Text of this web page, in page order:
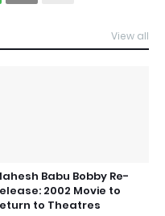
View all
Babu Bobby Re-
2002 Movie to
to Theatres